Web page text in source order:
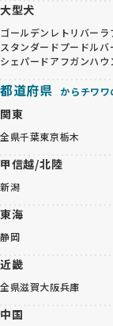
大型犬
ゴールデンレトリバー ラ
スタンダードプードルバ
シェパードアフガンハウ
都道府県 からチワ
関東
全県千葉東京栃木
甲信越/北陸
新潟
東海
静岡
近畿
全県滋賀大阪兵庫
中国